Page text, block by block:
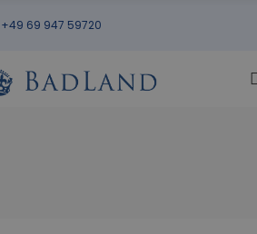
+49 69 947 59720